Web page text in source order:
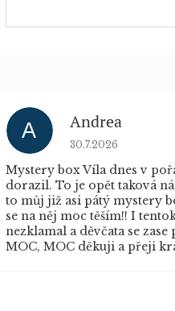
A Andrea
Hodnocení
30.7.2026
Mystery box Víla dnes v
dorazil. To je opět taková
to můj již asi pátý mystery
se na něj moc těším!! I
nezklamal a děvčata se zase
MOC, MOC děkuji a přeji